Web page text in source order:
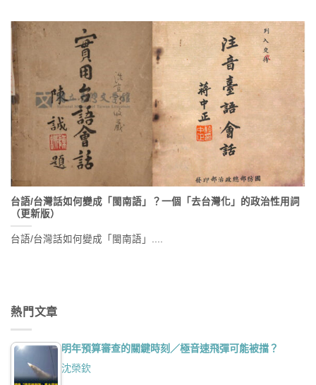
台語/台灣話如何變成「閩南語」？一個「去台灣化」的政治性用詞
（更新版）
台語/台灣話如何變成「閩南語」....
熱門文章
明年預算審查的關鍵時刻／極音速飛彈可能被擋？
沈榮欽